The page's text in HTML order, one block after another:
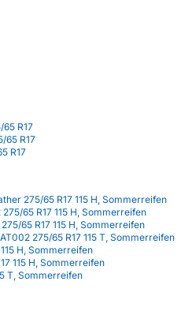
R17
65 R17
R17
275/65 R17 115 H, Sommerreifen
65 R17 115 H, Sommerreifen
65 R17 115 H, Sommerreifen
275/65 R17 115 T, Sommerreifen
H, Sommerreifen
115 H, Sommerreifen
T, Sommerreifen